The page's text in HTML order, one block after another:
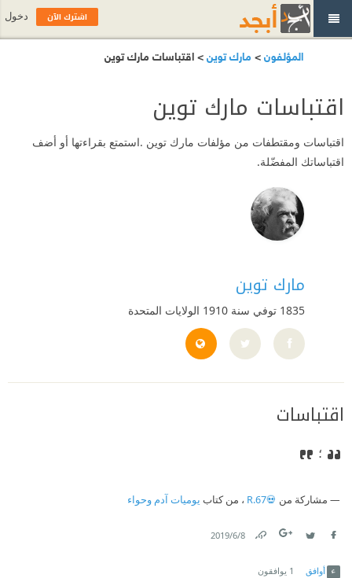
المؤلفون> مارك توين> اقتباسات مارك توين
اقتباسات مارك توين
اقتباسات ومقتطفات من مؤلفات مارك توين .استمتع بقراءتها أو أضف
اقتباساتك المفضّلة.
مارك توين
1835 توفي سنة 1910 الولايات المتحدة
اقتباسات
؛
مشاركة من 💀R.67 ، من كتاب يوميات آدم وحواء
8‏/6‏/2019
أوافق 1 يوافقون
اشترك الآن دخول